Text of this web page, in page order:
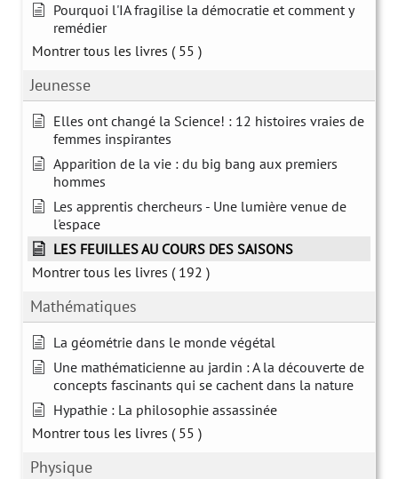
Pourquoi l'IA fragilise la démocratie et comment y
remédier
Montrer tous les livres ( 55 )
Jeunesse
Elles ont changé la Science! : 12 histoires vraies de
femmes inspirantes
Apparition de la vie : du big bang aux premiers
hommes
Les apprentis chercheurs - Une lumière venue de
l'espace
LES FEUILLES AU COURS DES SAISONS
Montrer tous les livres ( 192 )
Mathématiques
La géométrie dans le monde végétal
Une mathématicienne au jardin : A la découverte de
concepts fascinants qui se cachent dans la nature
Hypathie : La philosophie assassinée
Montrer tous les livres ( 55 )
Physique